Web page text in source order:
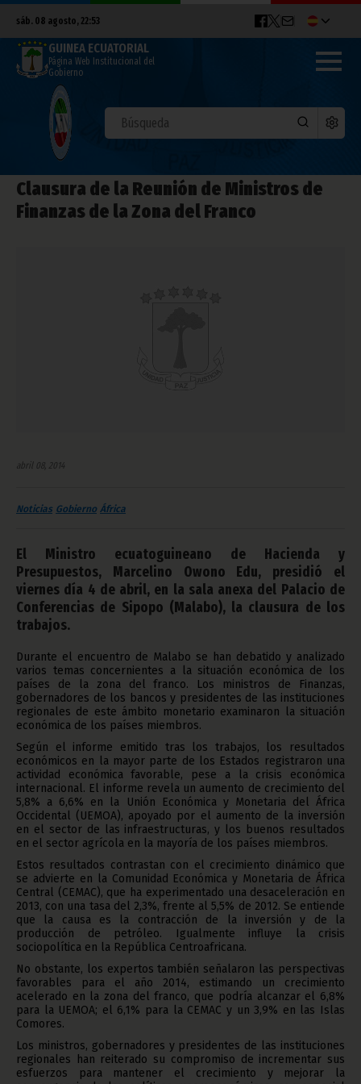
sáb. 08 agosto, 22:53
GUINEA ECUATORIAL
Página Web Institucional del
Gobierno
Clausura de la Reunión de Ministros de
Finanzas de la Zona del Franco
abril 08, 2014
Noticias Gobierno África
El Ministro ecuatoguineano de Hacienda y
Presupuestos, Marcelino Owono Edu, presidió el
viernes día 4 de abril, en la sala anexa del Palacio de
Conferencias de Sipopo (Malabo), la clausura de los
trabajos.
Durante el encuentro de Malabo se han debatido y analizado
varios temas concernientes a la situación económica de los
países de la zona del franco. Los ministros de Finanzas,
gobernadores de los bancos y presidentes de las instituciones
regionales de este ámbito monetario examinaron la situación
económica de los países miembros.
Según el informe emitido tras los trabajos, los resultados
económicos en la mayor parte de los Estados registraron una
actividad económica favorable, pese a la crisis económica
internacional. El informe revela un aumento de crecimiento del
5,8% a 6,6% en la Unión Económica y Monetaria del África
Occidental (UEMOA), apoyado por el aumento de la inversión
en el sector de las infraestructuras, y los buenos resultados
en el sector agrícola en la mayoría de los países miembros.
Estos resultados contrastan con el crecimiento dinámico que
se advierte en la Comunidad Económica y Monetaria de África
Central (CEMAC), que ha experimentado una desaceleración en
2013, con una tasa del 2,3%, frente al 5,5% de 2012. Se entiende
que la causa es la contracción de la inversión y de la
producción de petróleo. Igualmente influye la crisis
sociopolítica en la República Centroafricana.
No obstante, los expertos también señalaron las perspectivas
favorables para el año 2014, estimando un crecimiento
acelerado en la zona del franco, que podría alcanzar el 6,8%
para la UEMOA; el 6,1% para la CEMAC y un 3,9% en las Islas
Comores.
Los ministros, gobernadores y presidentes de las instituciones
regionales han reiterado su compromiso de incrementar sus
esfuerzos para mantener el crecimiento y mejorar la